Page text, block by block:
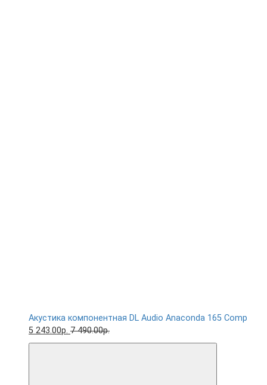
Акустика компонентная DL Audio Anaconda 165 Comp
5 243.00р. 7 490.00р.